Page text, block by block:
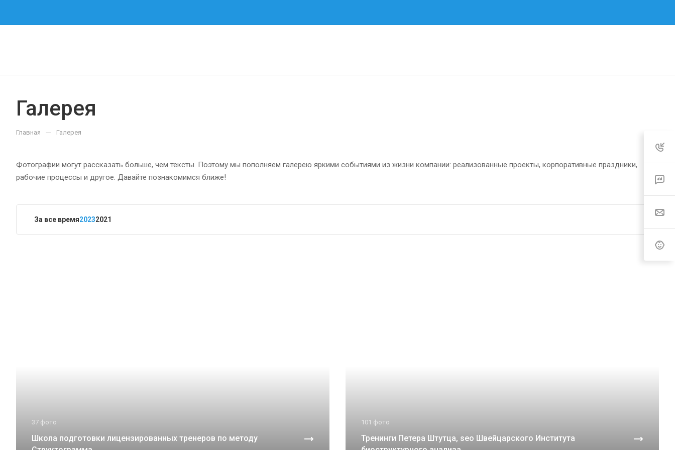
Галерея
Главная — Галерея
Фотографии могут рассказать больше, чем тексты. Поэтому мы пополняем галерею яркими событиями из жизни компании: реализованные проекты, корпоративные праздники,
рабочие процессы и другое. Давайте познакомимся ближе!
За все время20232021
37 фото
Школа подготовки лицензированных тренеров по методу
101 фото
Тренинги Петера Штутца, seo Швейцарского Института